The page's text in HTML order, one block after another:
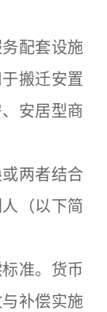
配套设施
搬迁安置
安居型商
两者结合
（以下简
准。货币
补偿实施